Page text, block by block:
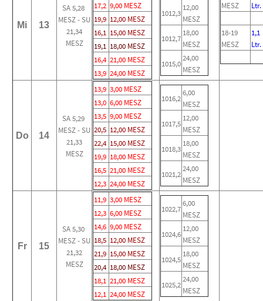
Mi 13
SA 5,28
MESZ - SU
21,34
MESZ
17,2 9,00 MESZ
19,9 12,00 MESZ
16,1 15,00 MESZ
19,1 18,00 MESZ
16,4 21,00 MESZ
13,9 24,00 MESZ
1012,3
12,00
MESZ
1012,7
18,00
MESZ
1015,0
24,00
MESZ
MESZ
Ltr.
18-19
MESZ
1,1
Ltr.
Do 14
SA 5,29
MESZ - SU
21,33
MESZ
13,9 3,00 MESZ
13,0 6,00 MESZ
13,5 9,00 MESZ
20,5 12,00 MESZ
22,4 15,00 MESZ
19,9 18,00 MESZ
16,5 21,00 MESZ
12,3 24,00 MESZ
1016,2
6,00
MESZ
1017,5
12,00
MESZ
1018,3
18,00
MESZ
1021,2
24,00
MESZ
Fr 15
SA 5,30
MESZ - SU
21,32
MESZ
11,9 3,00 MESZ
12,3 6,00 MESZ
14,6 9,00 MESZ
18,5 12,00 MESZ
21,9 15,00 MESZ
20,4 18,00 MESZ
18,1 21,00 MESZ
12,1 24,00 MESZ
1022,7
6,00
MESZ
1024,6
12,00
MESZ
1024,5
18,00
MESZ
1025,2
24,00
MESZ